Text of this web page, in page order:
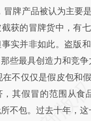
牌产品被认为主要
获的冒牌货中，有
实并非如此。盗版
些最具创造力和竞争
不仅仅是假皮包和
，其假冒的范围从食
不包。过去十年，这